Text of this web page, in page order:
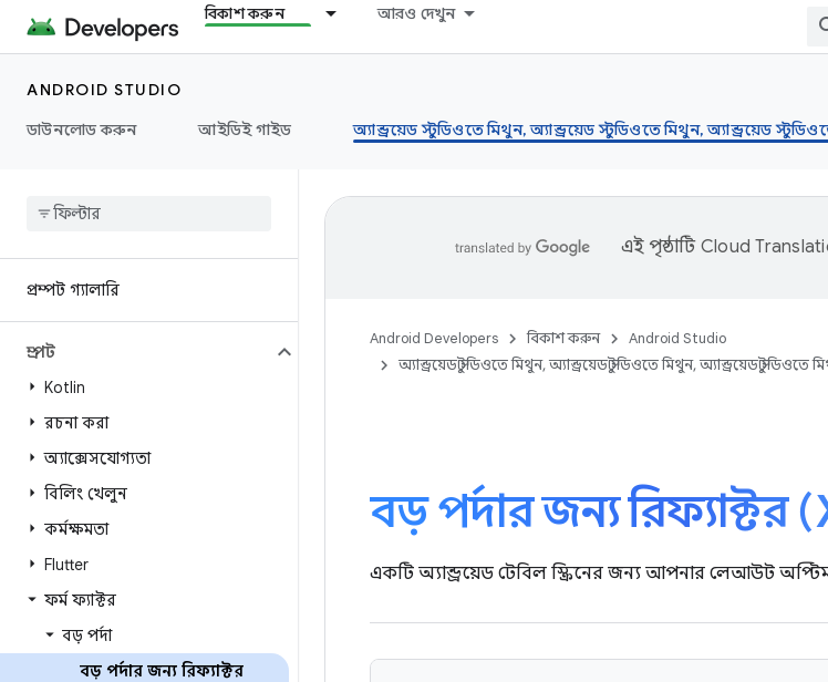
বিকাশ করুন আরও দেখুন
ANDROID STUDIO
ডাউনলোড করুন
আইডিই গাইড অ্যান্ড্রয়েড স্টুডিওতে মিথুন, অ্যান্ড্রয়েড স্টুডিওতে মিথুন, অ্যান্ড্রয়েড
প্রম্পট গ্যালারি
প্রম্পট
Kotlin
রচনা করা
অ্যাক্সেসযোগ্যতা
বিলিং খেলুন
কর্মক্ষমতা
Flutter
ফর্ম ফ্যাক্টর
বড় পর্দা
বড় পর্দার জন্য রিফ্যাক্টর
এই পৃষ্ঠাটি Cloud
Android Developers বিকাশ করুন
Android Studio
অ্যান্ড্রয়েড স্টুডিওতে মিথুন, অ্যান্ড্রয়েড স্টুডিওতে মিথুন, অ্যান্ড্রয়েড স্টুডিওতে
বড় পর্দার জন্য রিফ্যাক্টর
একটি অ্যান্ড্রয়েড টেবিল স্ক্রিনের জন্য আপনার লেআউট